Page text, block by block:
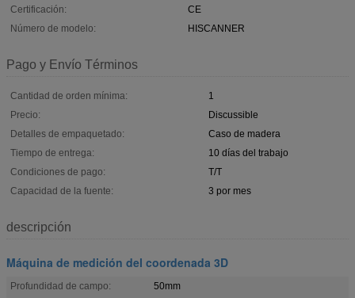
Certificación:
CE
Número de modelo:
HISCANNER
Pago y Envío Términos
Cantidad de orden mínima:
1
Precio:
Discussible
Detalles de empaquetado:
Caso de madera
Tiempo de entrega:
10 días del trabajo
Condiciones de pago:
T/T
Capacidad de la fuente:
3 por mes
descripción
Máquina de medición del coordenada 3D
Profundidad de campo:
50mm